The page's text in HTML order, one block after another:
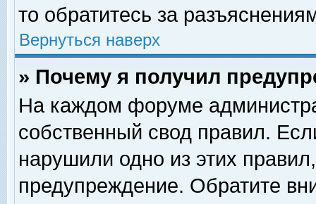
то обратитесь за
Вернуться наверх
» Почему я получил
На каждом форуме
собственный свод правил.
нарушили одно из этих
предупреждение. Обратите